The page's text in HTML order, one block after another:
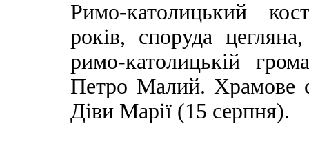
Римо-католицький
років, споруда
римо-католицькій
Петро Малий. Храмове
Діви Марії (15 серпня).